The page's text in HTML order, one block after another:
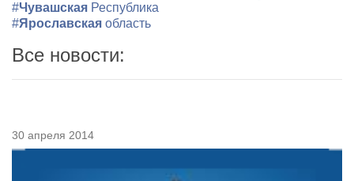
#Чувашская Республика
#Ярославская область
Все новости:
30 апреля 2014